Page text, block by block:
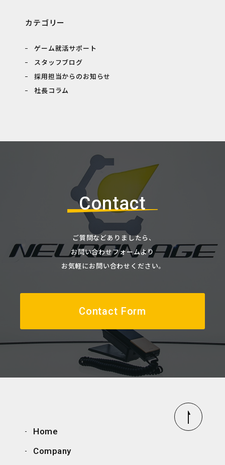
カテゴリー
ゲーム就活サポート
スタッフブログ
採用担当からのお知らせ
社長コラム
Contact
ご質問などありましたら、
お問い合わせフォームより
お気軽にお問い合わせください。
Contact Form
Home
Company